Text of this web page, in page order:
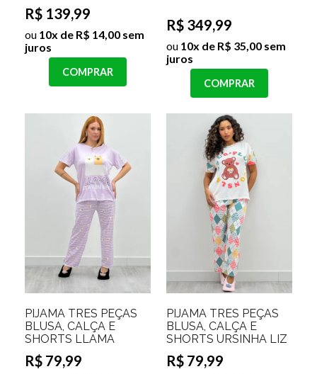
R$ 139,99
ou 10x de R$ 14,00 sem
juros
COMPRAR
R$ 349,99
ou 10x de R$ 35,00 sem
juros
COMPRAR
PIJAMA TRES PEÇAS
BLUSA, CALÇA E
SHORTS LLAMA
R$ 79,99
PIJAMA TRÊS PEÇAS
BLUSA, CALÇA E
SHORTS URSINHA LIZ
R$ 79,99